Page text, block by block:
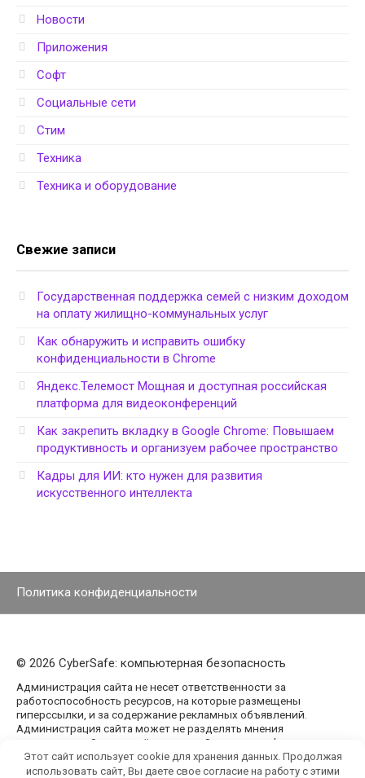
Новости
Приложения
Софт
Социальные сети
Стим
Техника
Техника и оборудование
Свежие записи
Государственная поддержка семей с низким доходом
на оплату жилищно-коммунальных услуг
Как обнаружить и исправить ошибку
конфиденциальности в Chrome
Яндекс.Телемост Мощная и доступная российская
платформа для видеоконференций
Как закрепить вкладку в Google Chrome: Повышаем
продуктивность и организуем рабочее пространство
Кадры для ИИ: кто нужен для развития
искусственного интеллекта
Политика конфиденциальности
© 2026 CyberSafe: компьютерная безопасность
Администрация сайта не несет ответственности за
работоспособность ресурсов, на которые размещены
гиперссылки, и за содержание рекламных объявлений.
Администрация сайта может не разделять мнения
авторов статей, размещённых на сайте agencypark.ru.
Этот сайт использует cookie для хранения данных. Продолжая
использовать сайт, Вы даете свое согласие на работу с этими